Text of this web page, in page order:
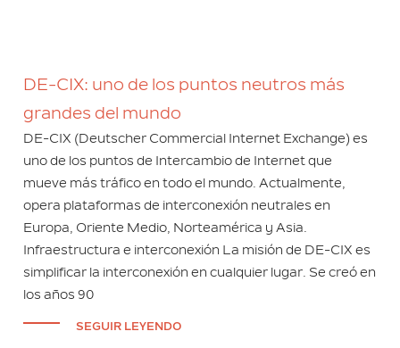
DE-CIX: uno de los puntos neutros más
grandes del mundo
DE-CIX (Deutscher Commercial Internet Exchange) es
uno de los puntos de Intercambio de Internet que
mueve más tráfico en todo el mundo. Actualmente,
opera plataformas de interconexión neutrales en
Europa, Oriente Medio, Norteamérica y Asia.
Infraestructura e interconexión La misión de DE-CIX es
simplificar la interconexión en cualquier lugar. Se creó en
los años 90
SEGUIR LEYENDO